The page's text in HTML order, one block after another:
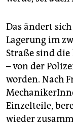
Das ändert
Lagerung im
Straße sind
– von der
worden. Nach
Einzelteile,
wieder